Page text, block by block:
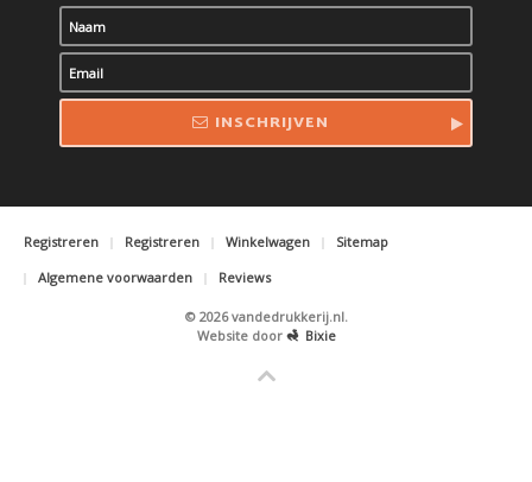
INSCHRIJVEN
Registreren Registreren Winkelwagen
Sitemap
Algemene voorwaarden
Reviews
© 2026 vandedrukkerij.nl.
Website door
Bixie